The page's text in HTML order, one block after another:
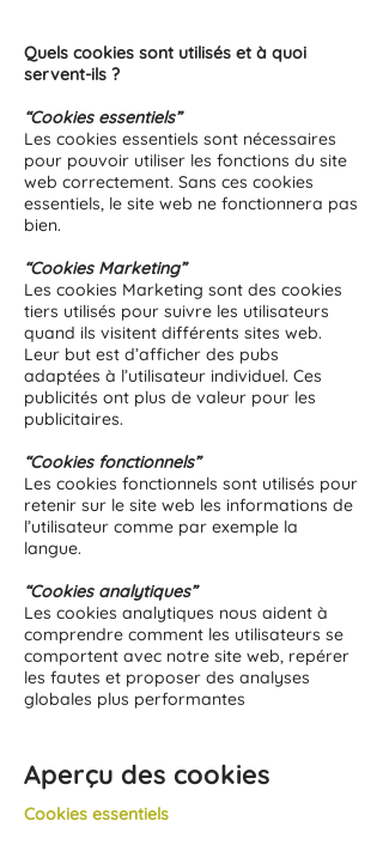
Quels cookies sont utilisés et à quoi
servent-ils ?
“Cookies essentiels”
Les cookies essentiels sont nécessaires
pour pouvoir utiliser les fonctions du site
web correctement. Sans ces cookies
essentiels, le site web ne fonctionnera pas
bien.
“Cookies Marketing”
Les cookies Marketing sont des cookies
tiers utilisés pour suivre les utilisateurs
quand ils visitent différents sites web.
Leur but est d’afficher des pubs
adaptées à l’utilisateur individuel. Ces
publicités ont plus de valeur pour les
publicitaires.
“Cookies fonctionnels”
Les cookies fonctionnels sont utilisés pour
retenir sur le site web les informations de
l’utilisateur comme par exemple la
langue.
“Cookies analytiques”
Les cookies analytiques nous aident à
comprendre comment les utilisateurs se
comportent avec notre site web, repérer
les fautes et proposer des analyses
globales plus performantes
Aperçu des cookies
Cookies essentiels